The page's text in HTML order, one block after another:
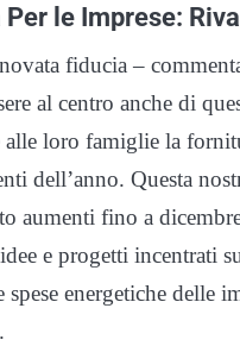
le Imprese:
fiducia –
al centro anche di
alle loro famiglie la
dell’anno. Questa
aumenti fino a
e progetti incentrati
energetiche delle